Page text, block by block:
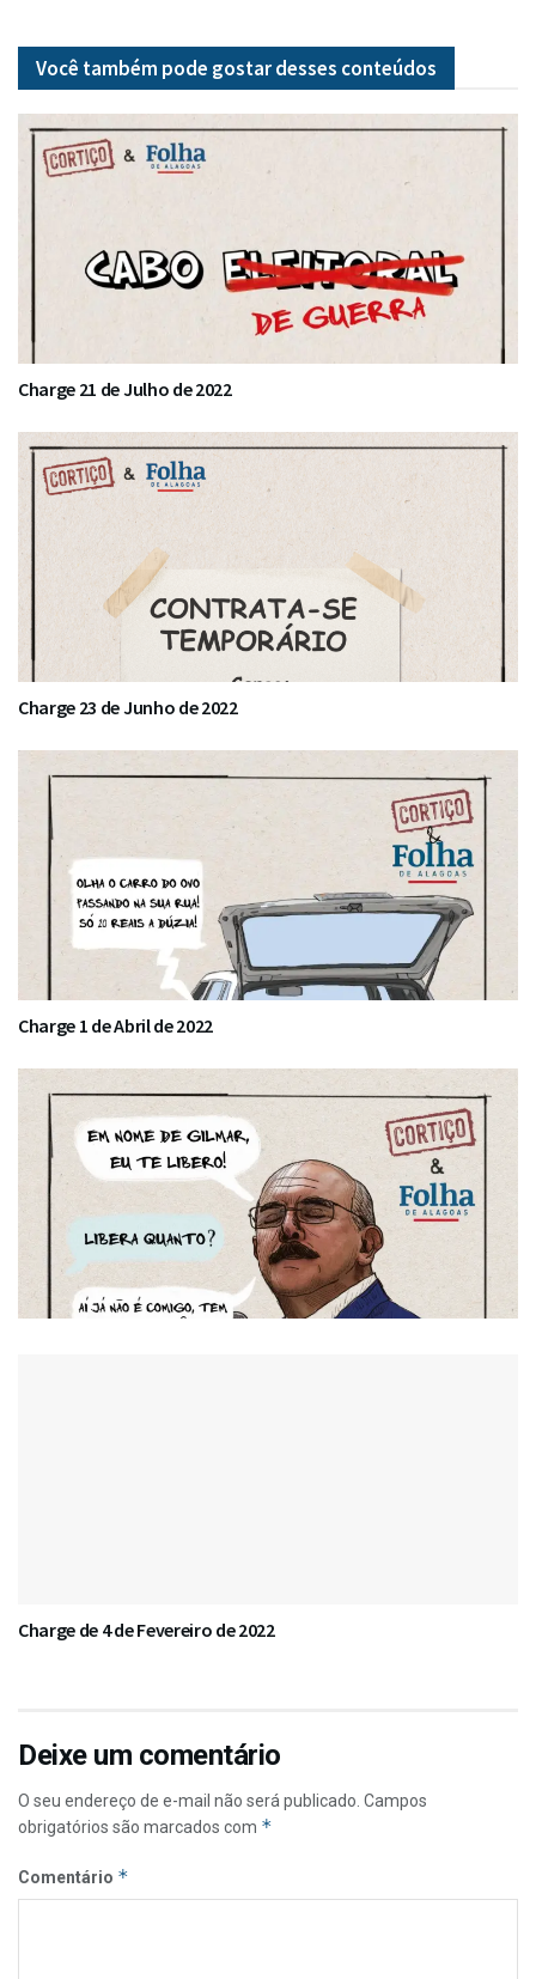
Você também pode gostar desses conteúdos
Charge 21 de Julho de 2022
Charge 23 de Junho de 2022
Charge 1 de Abril de 2022
Charge de 4 de Fevereiro de 2022
Deixe um comentário
O seu endereço de e-mail não será publicado. Campos
obrigatórios são marcados com *
Comentário *